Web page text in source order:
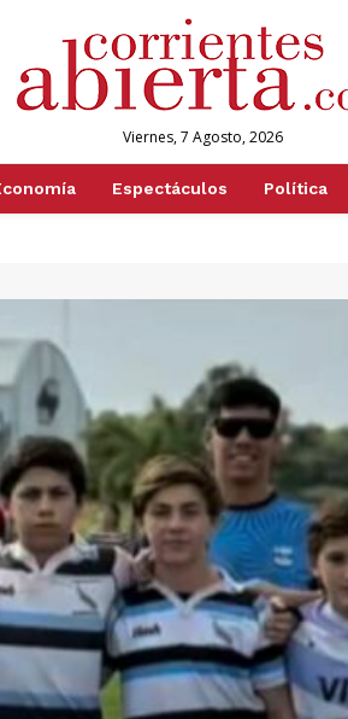
Viernes, 7 Agosto, 2026
Espectáculos Política